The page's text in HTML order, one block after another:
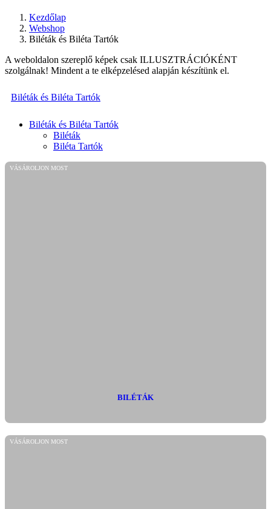
Kezdőlap
Webshop
Biléták és Biléta Tartók
A weboldalon szereplő képek csak ILLUSZTRÁCIÓKÉNT
szolgálnak! Mindent a te elképzelésed alapján készítünk el.
Biléták és Biléta Tartók
Biléták és Biléta Tartók
Biléták
Biléta Tartók
VÁSÁROLJON MOST
BILÉTÁK
VÁSÁROLJON MOST